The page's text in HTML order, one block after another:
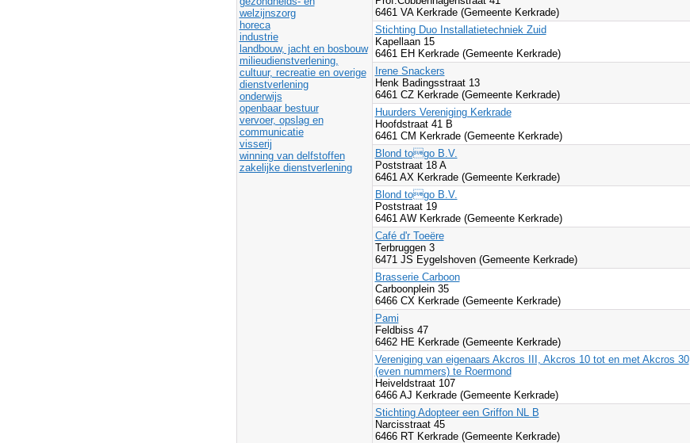
welzijnszorg
horeca
industrie
landbouw, jacht en bosbouw
milieudienstverlening,
cultuur, recreatie en overige
dienstverlening
onderwijs
openbaar bestuur
vervoer, opslag en
communicatie
visserij
winning van delfstoffen
zakelijke dienstverlening
6461 VA Kerkrade (Gemeente Kerkrade)
Stichting Duo Installatietechniek Zuid
Kapellaan 15
6461 EH Kerkrade (Gemeente Kerkrade)
Irene Snackers
Henk Badingsstraat 13
6461 CZ Kerkrade (Gemeente Kerkrade)
Huurders Vereniging Kerkrade
Hoofdstraat 41 B
6461 CM Kerkrade (Gemeente Kerkrade)
Blond togo B.V.
Poststraat 18 A
6461 AX Kerkrade (Gemeente Kerkrade)
Blond togo B.V.
Poststraat 19
6461 AW Kerkrade (Gemeente Kerkrade)
Café d'r Toeëre
Terbruggen 3
6471 JS Eygelshoven (Gemeente Kerkrade)
Brasserie Carboon
Carboonplein 35
6466 CX Kerkrade (Gemeente Kerkrade)
Pami
Feldbiss 47
6462 HE Kerkrade (Gemeente Kerkrade)
Vereniging van eigenaars Akcros III, Akcros 10 tot en met Akcros 30
(even nummers) te Roermond
Heiveldstraat 107
6466 AJ Kerkrade (Gemeente Kerkrade)
Stichting Adopteer een Griffon NL B
Narcisstraat 45
6466 RT Kerkrade (Gemeente Kerkrade)